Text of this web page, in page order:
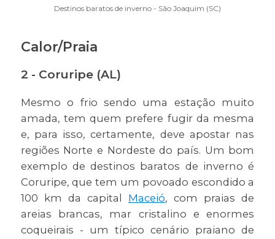
Destinos baratos de inverno - São Joaquim (SC)
Calor/Praia
2 - Coruripe (AL)
Mesmo o frio sendo uma estação muito
amada, tem quem prefere fugir da mesma
e, para isso, certamente, deve apostar nas
regiões Norte e Nordeste do país. Um bom
exemplo de destinos baratos de inverno é
Coruripe, que tem um povoado escondido a
100 km da capital Maceió, com praias de
areias brancas, mar cristalino e enormes
coqueirais - um típico cenário praiano de